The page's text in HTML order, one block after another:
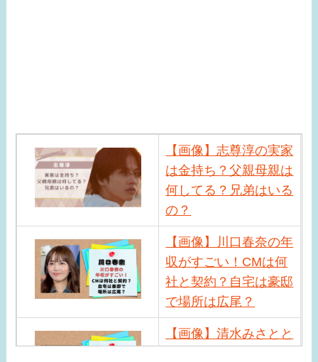
【画像】志尊淳の実家
は金持ち？父親母親は
何してる？兄弟はいる
の？
【画像】川口春奈の年
収がすごい！CMは何
社と契約？自宅は豪邸
で場所は広尾？
【画像】清水みさとと